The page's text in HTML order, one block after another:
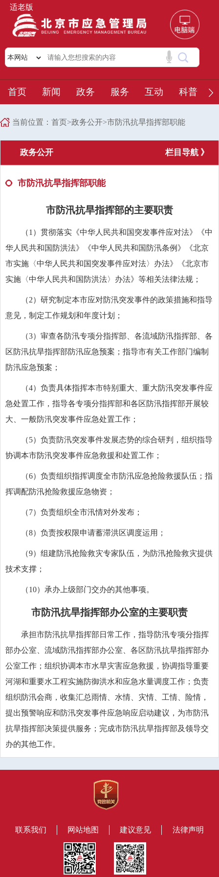
适老版
首页 新闻 政务 服务 互动 科普
当前位置： 首页>政务公开>市防汛抗旱指挥部职能
政务公开 栏目导航 》
市防汛抗旱指挥部职能
市防汛抗旱指挥部的主要职责
（1）贯彻落实《中华人民共和国突发事件应对法》《中
华人民共和国防洪法》《中华人民共和国防汛条例》《北京
市实施〈中华人民共和国突发事件应对法〉办法》《北京市
实施〈中华人民共和国防洪法〉办法》等相关法律法规；
（2）研究制定本市应对防汛突发事件的政策措施和指导
意见，制定工作规划和年度计划；
（3）审查各防汛专项分指挥部、各流域防汛指挥部、各
区防汛抗旱指挥部防汛应急预案；指导市有关工作部门编制
防汛应急预案；
（4）负责具体指挥本市特别重大、重大防汛突发事件应
急处置工作，指导各专项分指挥部和各区防汛指挥部开展较
大、一般防汛突发事件应急处置工作；
（5）负责防汛突发事件发展态势的综合研判，组织指导
协调本市防汛突发事件应急救援和处置工作；
（6）负责组织指挥调度全市防汛应急抢险救援队伍；指
挥调配防汛抢险救援应急物资；
（7）负责组织全市汛情对外发布；
（8）负责按权限申请蓄滞洪区调度运用；
（9）组建防汛抢险救灾专家队伍，为防汛抢险救灾提供
技术支撑；
（10）承办上级部门交办的其他事项。
市防汛抗旱指挥部办公室的主要职责
承担市防汛抗旱指挥部日常工作，指导防汛专项分指挥
部办公室、流域防汛指挥部办公室、各区防汛抗旱指挥部办
公室工作；组织协调本市水旱灾害应急救援，协调指导重要
河湖和重要水工程实施防御洪水和应急水量调度工作；负责
组织防汛会商，收集汇总雨情、水情、灾情、工情、险情，
提出预警响应和防汛突发事件应急响应启动建议，为市防汛
抗旱指挥部决策提供服务；完成市防汛抗旱指挥部及领导交
办的其他工作。
联系我们 网站地图 建议意见 法律声明